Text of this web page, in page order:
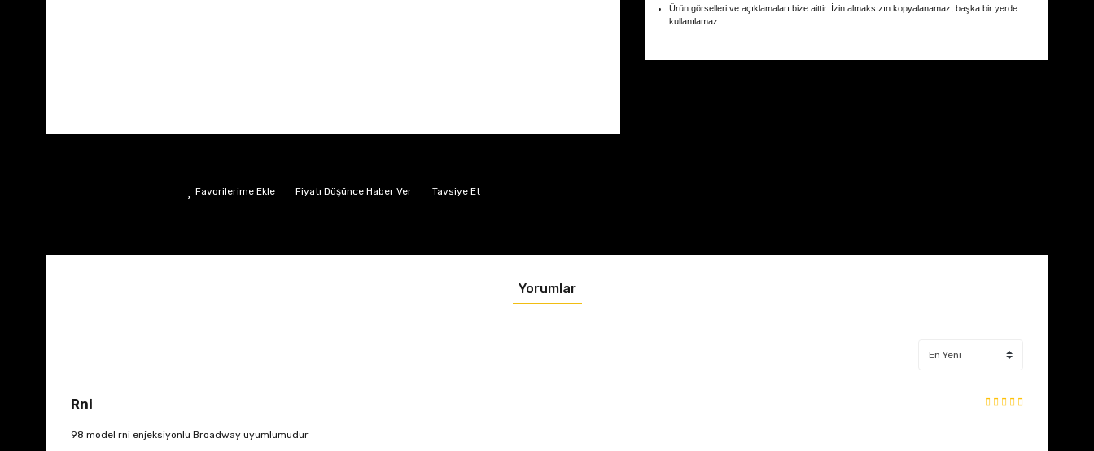
Fiyatı Düşünce Haber Ver Tavsiye Et
Ürün görselleri ve açıklamaları bize aittir. İzin almaksızın kopyalanamaz, başka bir yerde
kullanılamaz.
Yorumlar
Rni
98 model rni enjeksiyonlu Broadway uyumlumudur